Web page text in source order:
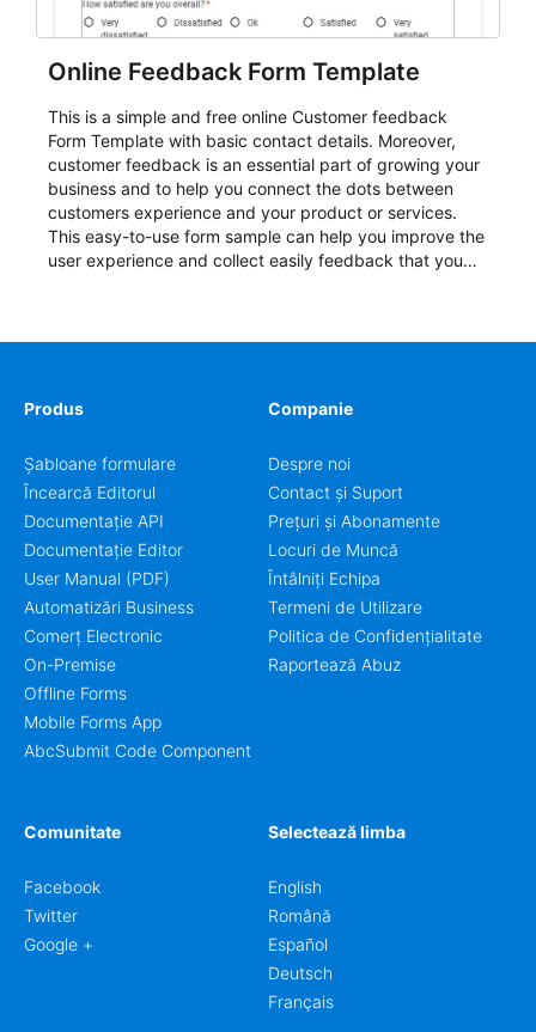
Online Feedback Form Template
This is a simple and free online Customer feedback
Form Template with basic contact details. Moreover,
customer feedback is an essential part of growing your
business and to help you connect the dots between
customers experience and your product or services.
This easy-to-use form sample can help you improve the
user experience and collect easily feedback that you
Produs
Șabloane formulare
Încearcă Editorul
Documentație API
Documentație Editor
User Manual (PDF)
Automatizări Business
Comerț Electronic
On-Premise
Offline Forms
Mobile Forms App
AbcSubmit Code Component
Companie
Despre noi
Contact și Suport
Prețuri și Abonamente
Locuri de Muncă
Întâlniți Echipa
Termeni de Utilizare
Politica de Confidențialitate
Raportează Abuz
Comunitate
Facebook
Twitter
Google +
Selectează limba
English
Română
Español
Deutsch
Français